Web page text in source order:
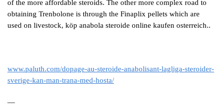
of the more affordable steroids. The other more complex road to
obtaining Trenbolone is through the Finaplix pellets which are
used on livestock, köp anabola steroide online kaufen osterreich..
www.paluth.com/dopage-au-steroide-anabolisant-lagliga-steroider-
sverige-kan-man-trana-med-hosta/
—